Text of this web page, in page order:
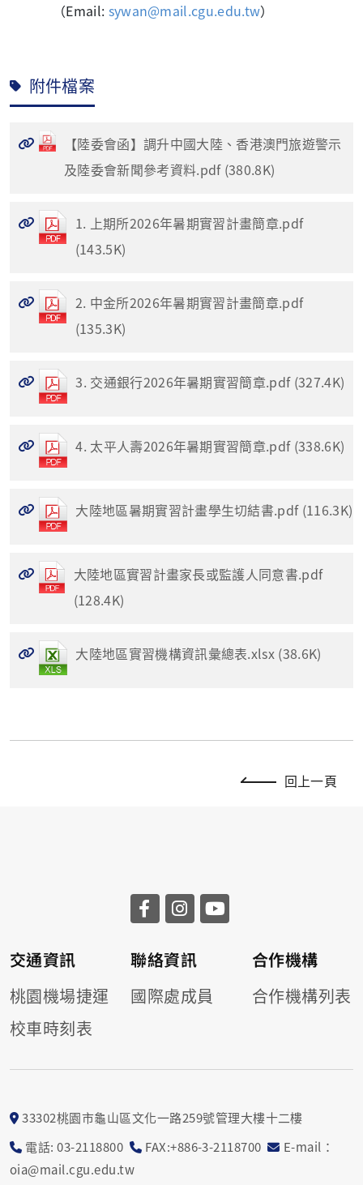
（Email: sywan@mail.cgu.edu.tw）
附件檔案
【陸委會函】調升中國大陸、香港澳門旅遊警示
及陸委會新聞參考資料.pdf (380.8K)
1. 上期所2026年暑期實習計畫簡章.pdf
(143.5K)
2. 中金所2026年暑期實習計畫簡章.pdf
(135.3K)
3. 交通銀行2026年暑期實習簡章.pdf (327.4K)
4. 太平人壽2026年暑期實習簡章.pdf (338.6K)
大陸地區暑期實習計畫學生切結書.pdf (116.3K)
大陸地區實習計畫家長或監護人同意書.pdf
(128.4K)
大陸地區實習機構資訊彙總表.xlsx (38.6K)
回上一頁
交通資訊
桃園機場捷運
校車時刻表
聯絡資訊
國際處成員
合作機構
合作機構列表
33302桃園市龜山區文化一路259號管理大樓十二樓
電話: 03-2118800
FAX:+886-3-2118700
E-mail：
oia@mail.cgu.edu.tw